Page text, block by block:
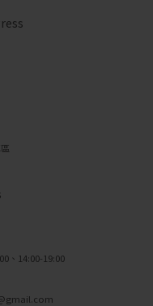
、14:00-19:00